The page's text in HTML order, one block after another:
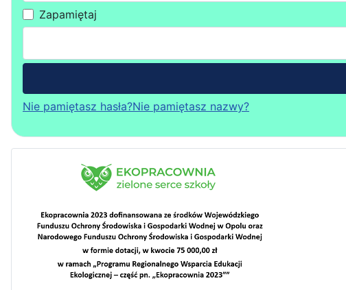
Zapamiętaj
Nie pamiętasz hasła?Nie pamiętasz nazwy?